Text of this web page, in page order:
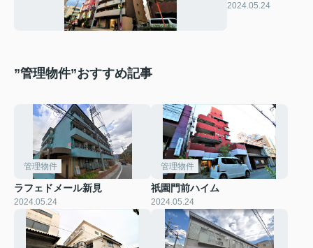
2024.05.24
”管理物件”おすすめ記事
管理物件
ラフェドメール新見
2024.05.24
管理物件
祇園門前ハイム
2024.05.24